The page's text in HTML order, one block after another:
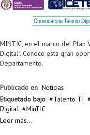
MINTIC, en el marco del Plan
Digital”. Conoce esta gran
Departamento.
Publicado en Noticias
Etiquetado bajo
Talento TI
Digital
MinTIC
Leer más...